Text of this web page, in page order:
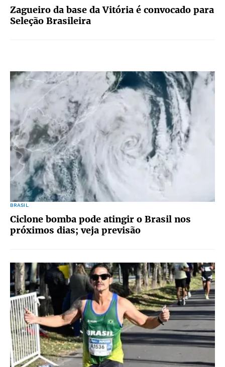
Zagueiro da base da Vitória é convocado para
Seleção Brasileira
BRASIL
Ciclone bomba pode atingir o Brasil nos
próximos dias; veja previsão